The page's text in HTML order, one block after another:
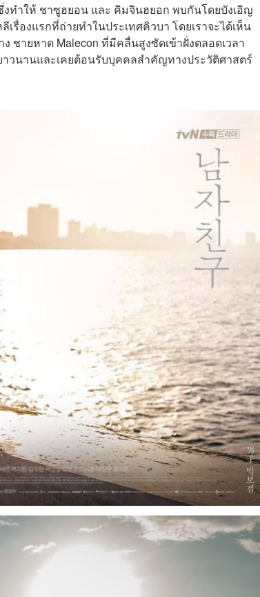
ทำให้ ชาซูฮยอน และ คิมจินฮยอก พบกันโดยบังเอิญ
รื่องแรกที่ถ่ายทำในประเทศคิวบา โดยเราจะได้เห็น
ชายหาด Malecon ที่มีคลื่นสูงซัดเข้าฝั่งตลอดเวลา
าวนานและเคยต้อนรับบุคคลสำคัญทางประวัติศาสตร์